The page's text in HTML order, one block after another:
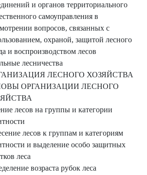
и органов территориального
самоуправления в
вопросов, связанных с
охраной, защитой лесного
и воспроизводством лесов
лесничества
ЛЕСНОГО ХОЗЯЙСТВА
ОРГАНИЗАЦИИ ЛЕСНОГО
лесов на группы и категории
лесов к группам и категориям
и выделение особо защитных
леса
возраста рубок леса